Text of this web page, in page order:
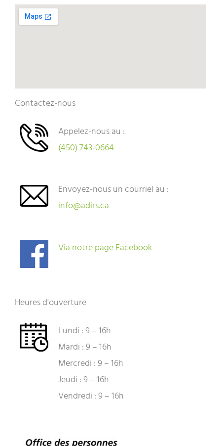
Contactez-nous
Appelez-nous au :
(450) 743-0664
Envoyez-nous un courriel au :
info@adirs.ca
Via notre page Facebook
Heures d'ouverture
Lundi : 9 – 16h
Mardi : 9 – 16h
Mercredi : 9 – 16h
Jeudi : 9 – 16h
Vendredi : 9 – 16h